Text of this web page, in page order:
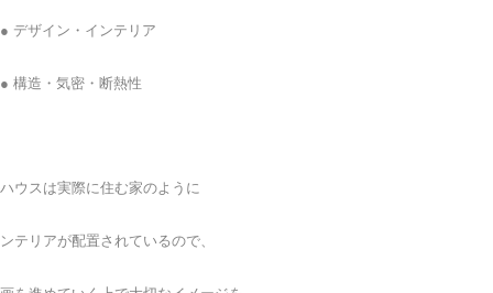
● デザイン・インテリア
● 構造・気密・断熱性
ウスは実際に住む家のように
テリアが配置されているので、